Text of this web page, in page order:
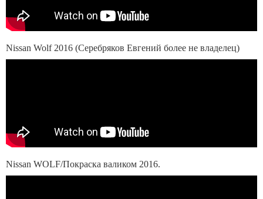
Nissan Wolf 2016 (Серебряков Евгений более не владелец)
Nissan WOLF/Покраска валиком 2016.